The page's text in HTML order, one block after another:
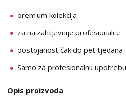
premium kolekcija
za najzahtjevnije profesionalce
postojanost čak do pet tjedana
Samo za profesionalnu upotrebu
Opis proizvoda